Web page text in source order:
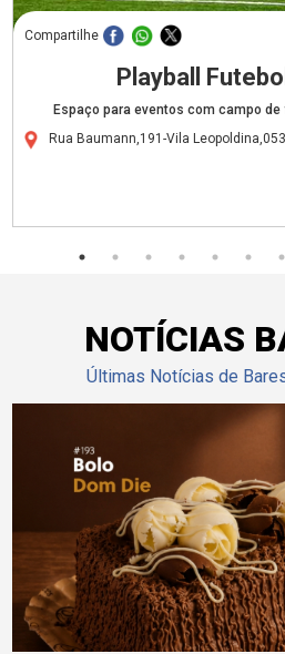
Compartilhe
Playball
Espaço para eventos com campo
Rua Baumann,191-Vila
NOTÍCIAS
Últimas Notícias de